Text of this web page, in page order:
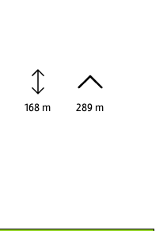
168 m 289 m